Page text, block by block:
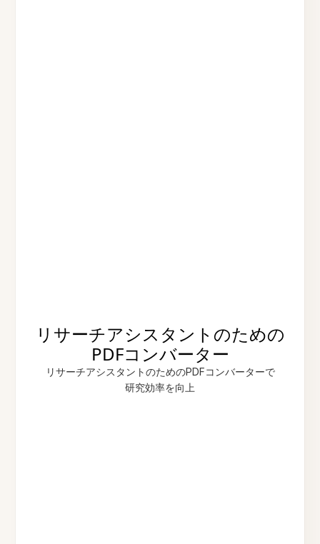
リサーチアシスタントのための
PDFコンバーター
リサーチアシスタントのためのPDFコンバーターで
研究効率を向上